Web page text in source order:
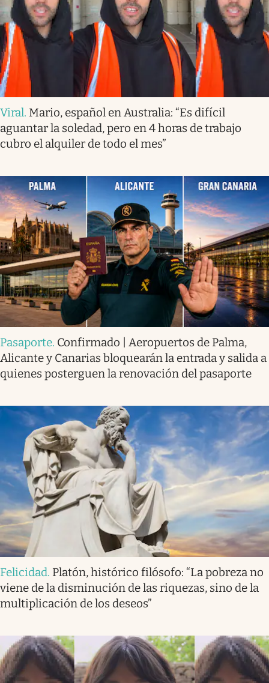
Viral. Mario, español en Australia: “Es difícil
aguantar la soledad, pero en 4 horas de trabajo
cubro el alquiler de todo el mes”
Pasaporte. Confirmado | Aeropuertos de Palma,
Alicante y Canarias bloquearán la entrada y salida a
quienes posterguen la renovación del pasaporte
Felicidad. Platón, histórico filósofo: “La pobreza no
viene de la disminución de las riquezas, sino de la
multiplicación de los deseos”